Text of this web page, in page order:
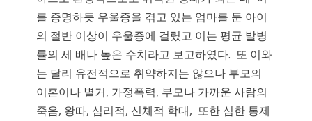
를 증명하듯 우울증을 겪고 있는 엄마를 둔 아이
의 절반 이상이 우울증에 걸렸고 이는 평균 발병
률의 세 배나 높은 수치라고 보고하였다. 또 이와
는 달리 유전적으로 취약하지는 않으나 부모의
이혼이나 별거, 가정폭력, 부모나 가까운 사람의
죽음, 왕따, 심리적, 신체적 학대, 또한 심한 통제